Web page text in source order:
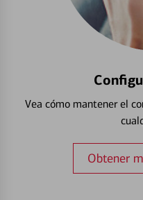
Vea cómo mantener el
Obtener